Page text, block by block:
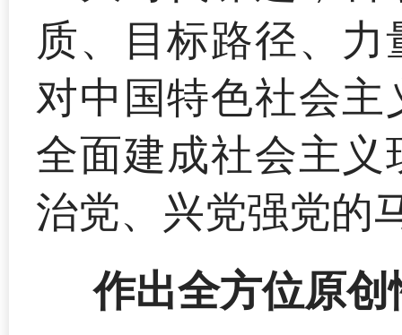
质、目标路径、
对中国特色社会
全面建成社会主
治党、兴党强党的
作出全方位原